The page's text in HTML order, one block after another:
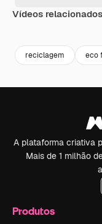
Vídeos relacionados
reciclagem eco
A plataforma criativa
Mais de 1 milhão
Produtos